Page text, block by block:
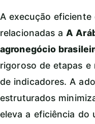
A execução eficiente
relacionadas a A
agronegócio
rigoroso de etapas
de indicadores. A
estruturados
eleva a eficiência do